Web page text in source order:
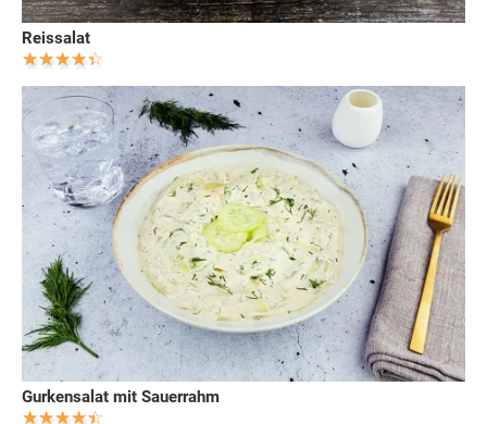
Reissalat
Gurkensalat mit Sauerrahm